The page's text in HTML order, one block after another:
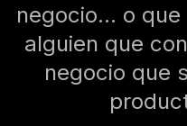
negocio... o
alguien que
negocio que